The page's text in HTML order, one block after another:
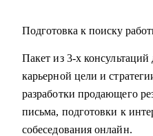
барьеры на пути к работе
преимущество перед
• Решить любую карьерную
грейда, перерывы в работе,
др.)
Подготовка к поиску
Пакет из 3-х
карьерной цели и
разработки продающего
письма, подготовки к
собеседования онлайн.